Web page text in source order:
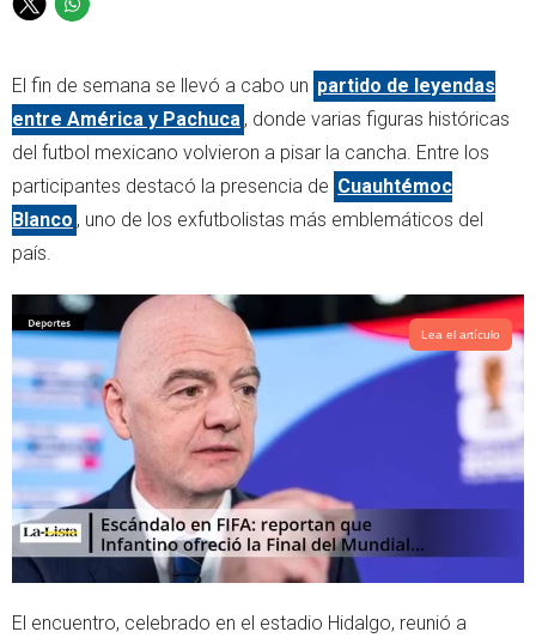
T
t
t
e
r
W
t
s
a
p
p
El fin de semana se llevó a cabo un partido de leyendas
entre América y Pachuca , donde varias figuras históricas
del futbol mexicano volvieron a pisar la cancha. Entre los
participantes destacó la presencia de Cuauhtémoc
Blanco , uno de los exfutbolistas más emblemáticos del
país.
Lea el artículo
El encuentro, celebrado en el estadio Hidalgo, reunió a